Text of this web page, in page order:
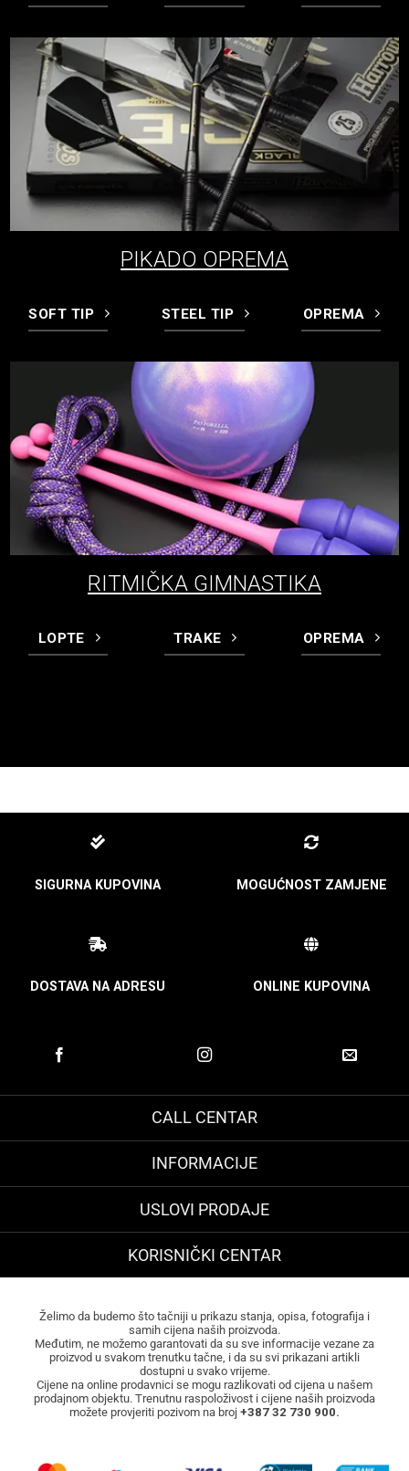
PIKADO OPREMA
SOFT TIP STEEL TIP OPREMA
RITMIČKA GIMNASTIKA
LOPTE TRAKE OPREMA
SIGURNA KUPOVINA MOGUĆNOST ZAMJENE
DOSTAVA NA ADRESU ONLINE KUPOVINA
CALL CENTAR
INFORMACIJE
USLOVI PRODAJE
KORISNIČKI CENTAR
Želimo da budemo što tačniji u prikazu stanja, opisa, fotografija i
samih cijena naših proizvoda.
Međutim, ne možemo garantovati da su sve informacije vezane za
proizvod u svakom trenutku tačne, i da su svi prikazani artikli
dostupni u svako vrijeme.
Cijene na online prodavnici se mogu razlikovati od cijena u našem
prodajnom objektu. Trenutnu raspoloživost i cijene naših proizvoda
možete provjeriti pozivom na broj +387 32 730 900.